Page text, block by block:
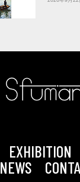
EXHIBITION
NEWS